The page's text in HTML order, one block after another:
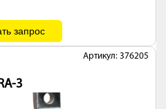
Артикул: 376205
3